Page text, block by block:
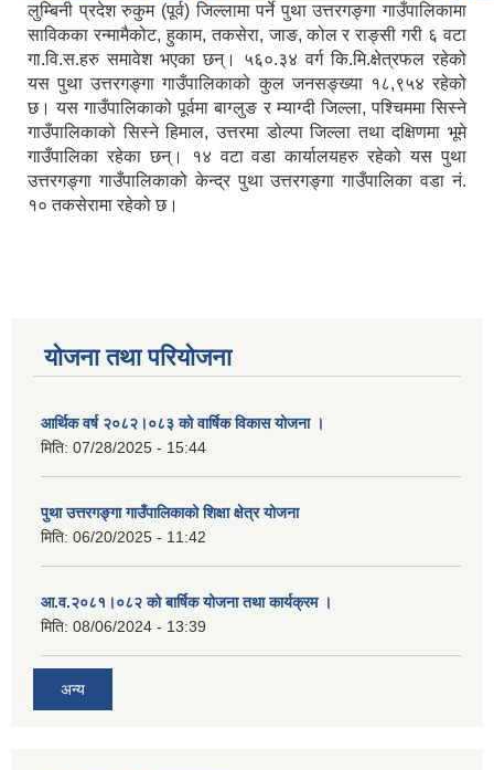
लुम्बिनी प्रदेश रुकुम (पूर्व) जिल्लामा पर्ने पुथा उत्तरगङ्गा गाउँपालिकामा
साविकका रन्मामैकोट, हुकाम, तकसेरा, जाङ, कोल र राङ्सी गरी ६ वटा
गा.वि.स.हरु समावेश भएका छन्। ५६०.३४ वर्ग कि.मि.क्षेत्रफल रहेको
यस पुथा उत्तरगङ्गा गाउँपालिकाको कुल जनसङ्ख्या १८,९५४ रहेको
छ। यस गाउँपालिकाको पूर्वमा बाग्लुङ र म्याग्दी जिल्ला, पश्चिममा सिस्ने
गाउँपालिकाको सिस्ने हिमाल, उत्तरमा डोल्पा जिल्ला तथा दक्षिणमा भूमे
गाउँपालिका रहेका छन्। १४ वटा वडा कार्यालयहरु रहेको यस पुथा
उत्तरगङ्गा गाउँपालिकाको केन्द्र पुथा उत्तरगङ्गा गाउँपालिका वडा नं.
१० तकसेरामा रहेको छ।
योजना तथा परियोजना
आर्थिक वर्ष २०८२।०८३ को वार्षिक विकास योजना ।
मिति: 07/28/2025 - 15:44
पुथा उत्तरगङ्गा गाउँपालिकाको शिक्षा क्षेत्र योजना
मिति: 06/20/2025 - 11:42
आ.व.२०८१।०८२ को बार्षिक योजना तथा कार्यक्रम ।
मिति: 08/06/2024 - 13:39
अन्य